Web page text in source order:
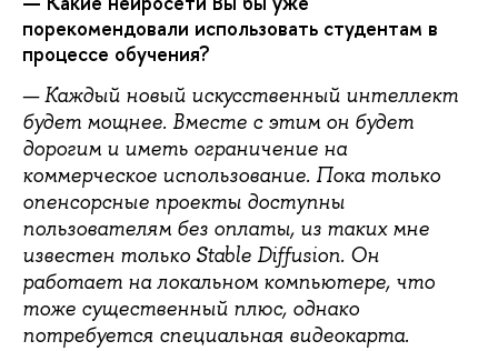
порекомендовали использовать студентам в
процессе обучения?
— Каждый новый искусственный интеллект
будет мощнее. Вместе с этим он будет
дорогим и иметь ограничение на
коммерческое использование. Пока только
опенсорсные проекты доступны
пользователям без оплаты, из таких мне
известен только Stable Diffusion. Он
работает на локальном компьютере, что
тоже существенный плюс, однако
потребуется специальная видеокарта.